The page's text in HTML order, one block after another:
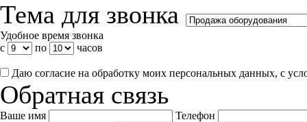
Тема для звонка
Удобное время звонка
с
по часов
Даю согласие на обработку моих персональных данных, с
Обратная связь
Ваше имя Телефон